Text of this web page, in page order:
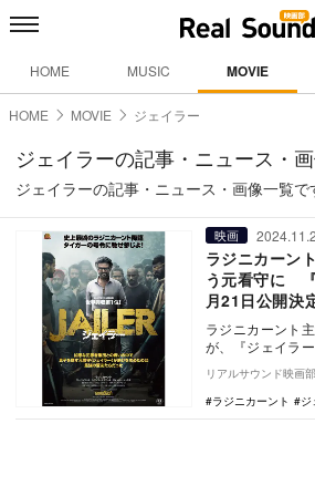
HOME MUSIC MOVIE
HOME MOVIE ジェイラー
ジェイラーの記事・ニュース・
ジェイラーの記事・ニュース・画像一覧で
映画
ラジニカーン
う元看守に
月21日公開決
ラジニカーント
が、『ジェイラ
日より新宿ピカ
公…
リアルサウンド映画部
ラジニカーント
ジ